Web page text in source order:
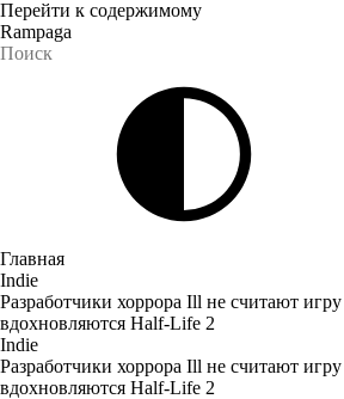
Перейти к содержимому
Rampaga
Главная
Indie
Разработчики хоррора Ill не считают
вдохновляются Half-Life 2
Indie
Разработчики хоррора Ill не считают
вдохновляются Half-Life 2